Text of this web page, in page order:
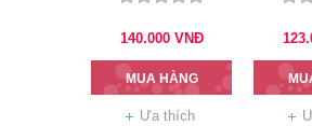
140.000 VNĐ
MUA HÀNG
Ưa thích